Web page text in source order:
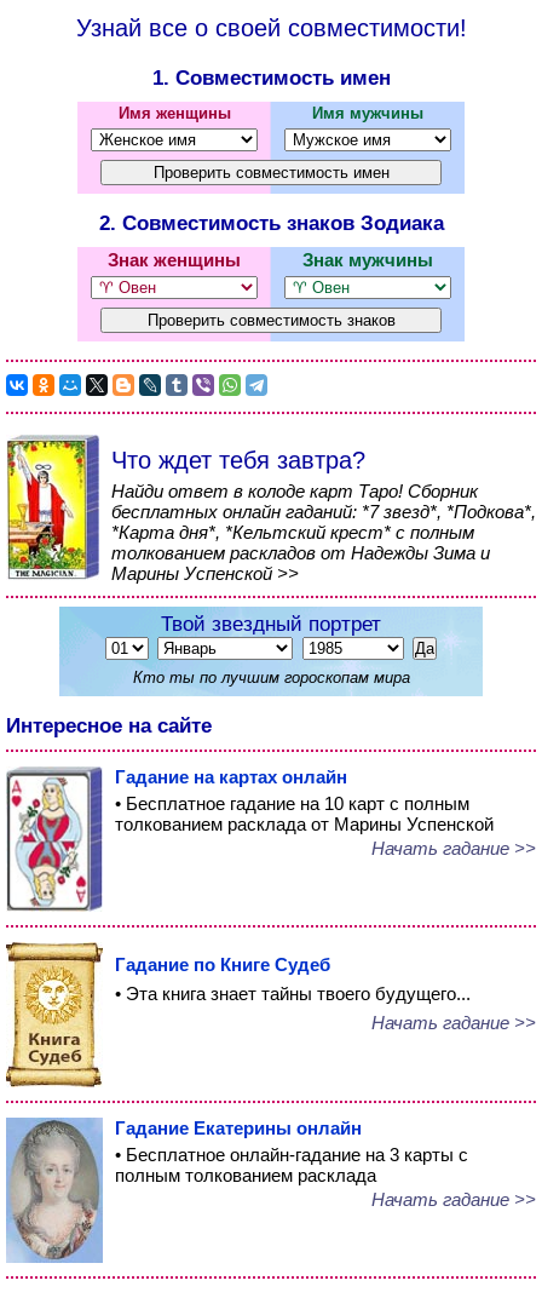
Узнай все о своей совместимости!
1. Совместимость имен
Имя женщины Имя мужчины
2. Совместимость знаков Зодиака
Знак женщины Знак мужчины
Что ждет тебя завтра?
Найди ответ в колоде карт Таро! Сборник
бесплатных онлайн гаданий: *7 звезд*, *Подкова*,
*Карта дня*, *Кельтский крест* с полным
толкованием раскладов от Надежды Зима и
Марины Успенской >>
Твой звездный портрет
Кто ты по лучшим гороскопам мира
Интересное на сайте
Гадание на картах онлайн
• Бесплатное гадание на 10 карт с полным
толкованием расклада от Марины Успенской
Начать гадание >>
Гадание по Книге Судеб
• Эта книга знает тайны твоего будущего...
Начать гадание >>
Гадание Екатерины онлайн
• Бесплатное онлайн-гадание на 3 карты с
полным толкованием расклада
Начать гадание >>